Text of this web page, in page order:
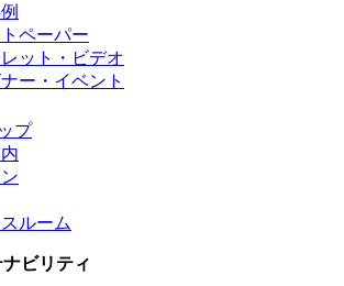
ペーパー
ット・ビデオ
ー・イベント
プ
ルーム
ビリティ